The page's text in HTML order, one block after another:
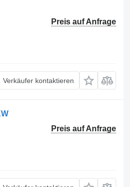
Preis auf Anfrage
Verkäufer kontaktieren
Preis auf Anfrage